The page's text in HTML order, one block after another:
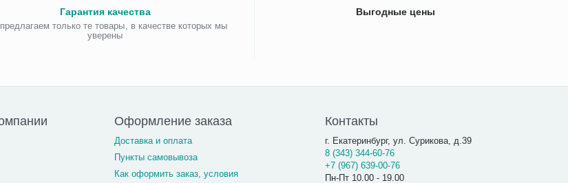
Гарантия качества
только те товары, в качестве которых мы
уверены
Выгодные цены
Оформление заказа
Доставка и оплата
Пункты самовывоза
Как оформить заказ, условия
Контакты
г. Екатеринбург, ул. Сурикова, д.39
8 (343) 344-60-76
+7 (967) 639-00-76
Пн-Пт 10.00 - 19.00